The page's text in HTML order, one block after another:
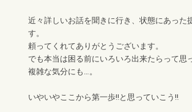
近々詳しいお話を聞きに行き、状態にあった
す。
頼ってくれてありがとうございます。
でも本当は困る前にいろいろ出来たらって思
複雑な気分にも…。
いやいやここから第一歩‼︎と思っていこう‼︎